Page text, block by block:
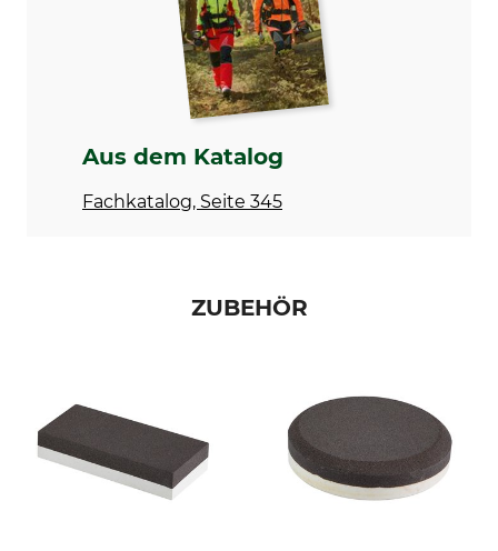
3,1 mm
Produkttyp
Stemmmesser
Herstellung
132 g
Aus dem Katalog
Fachkatalog, Seite 345
ZUBEHÖR